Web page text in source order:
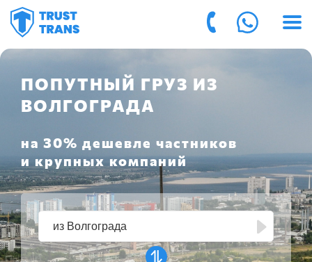
ПОПУТНЫЙ ГРУЗ ИЗ
ВОЛГОГРАДА
на 30% дешевле частников
и крупных компаний